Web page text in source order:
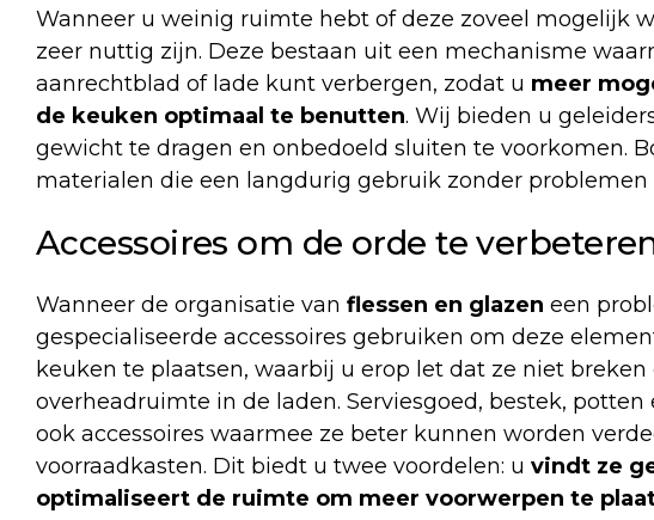
Wanneer u weinig ruimte hebt of deze zoveel mogelijk
zeer nuttig zijn. Deze bestaan uit een mechanisme
aanrechtblad of lade kunt verbergen, zodat u meer
de keuken optimaal te benutten. Wij bieden u
gewicht te dragen en onbedoeld sluiten te voorkomen.
materialen die een langdurig gebruik zonder problemen
Accessoires om de orde te
Wanneer de organisatie van flessen en glazen een
gespecialiseerde accessoires gebruiken om deze
keuken te plaatsen, waarbij u erop let dat ze niet
overheadruimte in de laden. Serviesgoed, bestek,
ook accessoires waarmee ze beter kunnen worden
voorraadkasten. Dit biedt u twee voordelen: u vindt ze
optimaliseert de ruimte om meer voorwerpen te